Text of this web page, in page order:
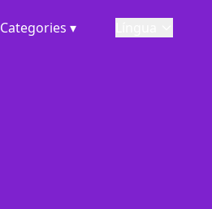
Categories ▾